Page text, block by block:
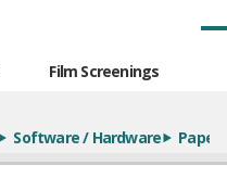
Film Screenings
Software / Hardware Papers